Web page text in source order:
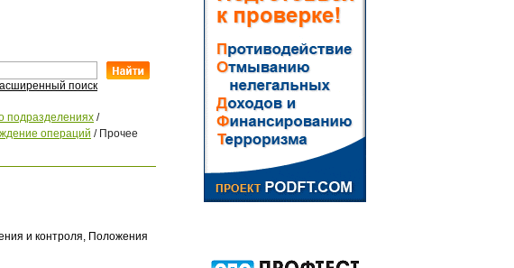
поиск
подразделениях /
операций / Прочее
и контроля, Положения